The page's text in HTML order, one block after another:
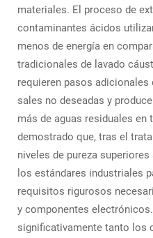
materiales. El proceso de
contaminantes ácidos
menos de energía en
tradicionales de lavado
requieren pasos adicionales
sales no deseadas y
más de aguas residuales en
demostrado que, tras el
niveles de pureza
los estándares industriales
requisitos rigurosos
y componentes
significativamente tanto los